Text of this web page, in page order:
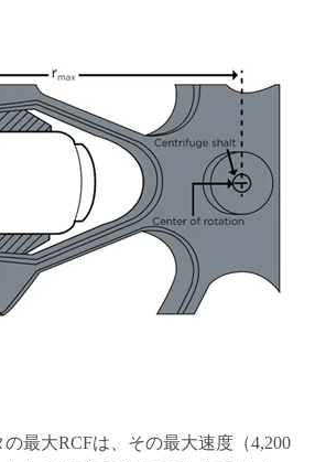
の最大RCFは、その最大速度（4,200